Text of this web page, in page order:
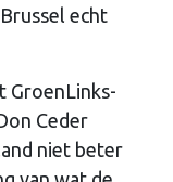
echt
GroenLinks-
Ceder
niet beter